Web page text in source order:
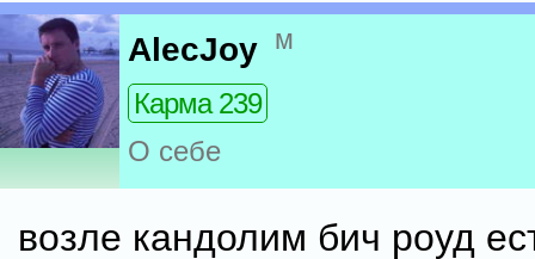
AlecJoy м
Карма 239
О себе
возле кандолим бич роуд